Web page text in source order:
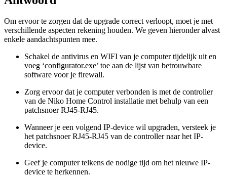
Om ervoor te zorgen dat de upgrade correct verloopt, moet je met
verschillende aspecten rekening houden. We geven hieronder alvast
enkele aandachtspunten mee.
Schakel de antivirus en WIFI van je computer tijdelijk uit en
voeg ‘configurator.exe’ toe aan de lijst van betrouwbare
software voor je firewall.
Zorg ervoor dat je computer verbonden is met de controller
van de Niko Home Control installatie met behulp van een
patchsnoer RJ45-RJ45.
Wanneer je een volgend IP-device wil upgraden, versteek je
het patchsnoer RJ45-RJ45 van de controller naar het IP-
device.
Geef je computer telkens de nodige tijd om het nieuwe IP-
device te herkennen.